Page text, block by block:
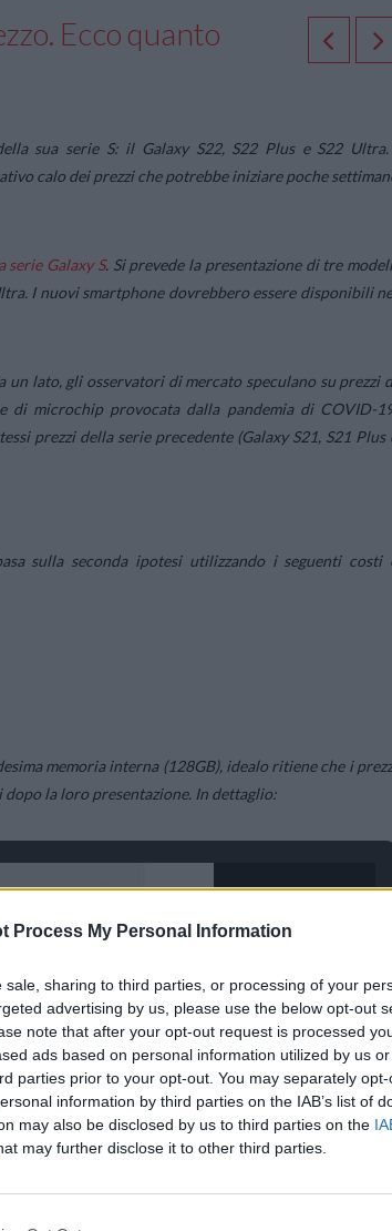
Process My Personal Information
sale, sharing to third parties, or processing of your
advertising by us, please use the below opt-out
note that after your opt-out request is processed
ads based on personal information utilized by us
parties prior to your opt-out. You may separately
information by third parties on the IAB’s list of
may also be disclosed by us to third parties on the
may further disclose it to other third parties.
Ecco quanto
sua serie S: il Galaxy S22, S22 Plus e S22 Ultra.
calo dei prezzi che potrebbe iniziare poche
serie Galaxy S. Si prevede la presentazione di tre
I nuovi smartphone dovrebbero essere disponibili
un lato, gli osservatori di mercato speculano su prezzi
microchip provocata dalla pandemia di COVID-
prezzi della serie precedente (Galaxy S21, S21 Plus
sulla seconda ipotesi utilizzando i seguenti costi
memoria interna (128GB), idealo ritiene che i
dopo la loro presentazione. In dettaglio: